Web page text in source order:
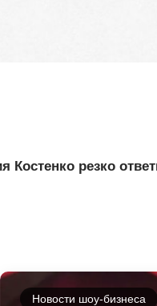
Костенко резко
Новости шоу-бизнеса